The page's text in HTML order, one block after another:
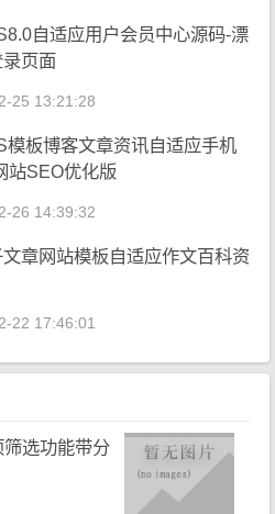
自适应用户会员中心源码-漂
页面
25 13:21:28
模板博客文章资讯自适应手机
站SEO优化版
26 14:39:32
章网站模板自适应作文百科资
22 17:46:01
选功能带分